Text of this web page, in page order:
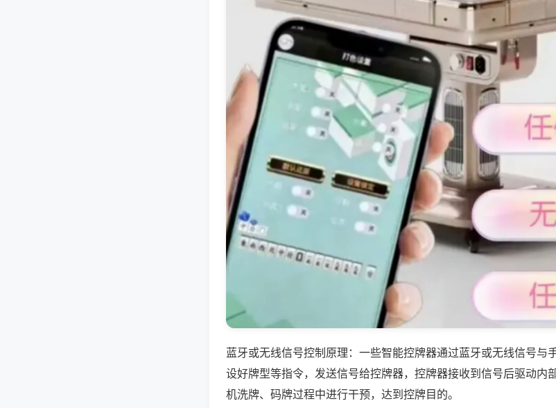
蓝牙或无线信号控制原理：一些智能控牌器通过蓝牙或无线信号与
设好牌型等指令，发送信号给控牌器，控牌器接收到信号后驱动内
机洗牌、码牌过程中进行干预，达到控牌目的。